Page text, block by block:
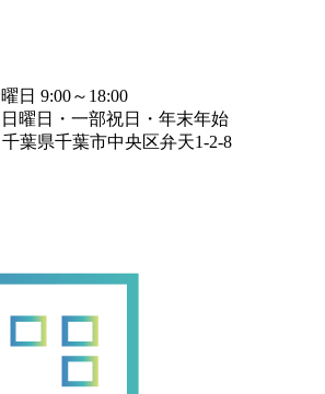
日 9:00～18:00
日曜日・一部祝日・年末年始
千葉県千葉市中央区弁天1-2-8